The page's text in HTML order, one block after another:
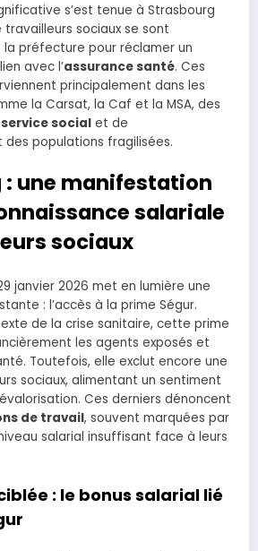
s’est tenue à Strasbourg
sociaux se sont
préfecture pour réclamer un
avec l’assurance santé. Ces
principalement dans les
la Carsat, la Caf et la MSA, des
service social et de
des populations fragilisées.
: une manifestation
salariale
sociaux
janvier 2026 met en lumière une
: l’accès à la prime Ségur.
de la crise sanitaire, cette prime
les agents exposés et
Toutefois, elle exclut encore une
sociaux, alimentant un sentiment
Ces derniers dénoncent
de travail, souvent marquées par
salarial insuffisant face à leurs
: le bonus salarial lié